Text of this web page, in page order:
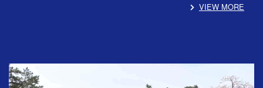
VIEW MORE